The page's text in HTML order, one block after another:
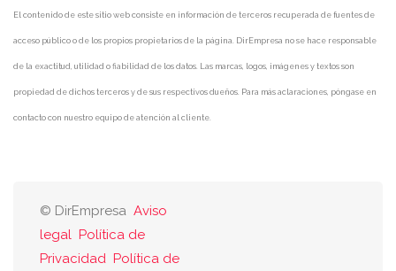
El contenido de este sitio web consiste en información de terceros recuperada de fuentes de
acceso público o de los propios propietarios de la página. DirEmpresa no se hace responsable
de la exactitud, utilidad o fiabilidad de los datos. Las marcas, logos, imágenes y textos son
propiedad de dichos terceros y de sus respectivos dueños. Para más aclaraciones, póngase en
contacto con nuestro equipo de atención al cliente.
© DirEmpresa Aviso
legal Política de
Privacidad Política de